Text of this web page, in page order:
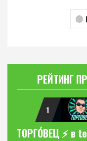
РЕЙТИНГ
1
ТОРГО́ВЕЦ ⚡️ в